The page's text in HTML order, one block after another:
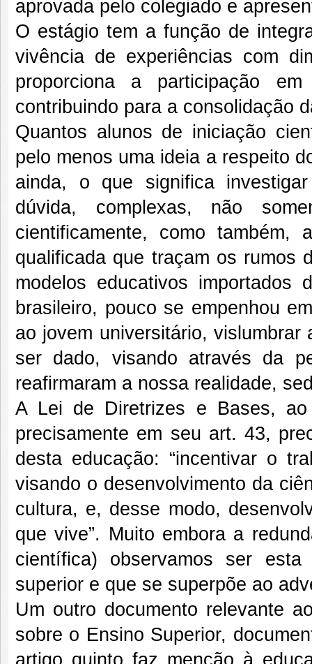
aprovada pelo colegiado e
O estágio tem a função de
vivência de experiências com
proporciona a participação
contribuindo para a consolidação
Quantos alunos de iniciação
pelo menos uma ideia a respeito
ainda, o que significa
dúvida, complexas, não
cientificamente, como
qualificada que traçam os rumos
modelos educativos importados
brasileiro, pouco se empenhou
ao jovem universitário,
ser dado, visando através da
reafirmaram a nossa realidade,
A Lei de Diretrizes e Bases,
precisamente em seu art. 43,
desta educação: “incentivar o
visando o desenvolvimento da
cultura, e, desse modo,
que vive”. Muito embora a
científica) observamos ser
superior e que se superpõe ao
Um outro documento relevante
sobre o Ensino Superior,